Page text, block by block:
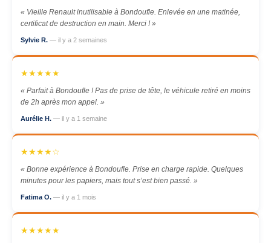
« Vieille Renault inutilisable à Bondoufle. Enlevée en une matinée,
certificat de destruction en main. Merci ! »
Sylvie R. — il y a 2 semaines
★★★★★
« Parfait à Bondoufle ! Pas de prise de tête, le véhicule retiré en moins
de 2h après mon appel. »
Aurélie H. — il y a 1 semaine
★★★★☆
« Bonne expérience à Bondoufle. Prise en charge rapide. Quelques
minutes pour les papiers, mais tout s’est bien passé. »
Fatima O. — il y a 1 mois
★★★★★